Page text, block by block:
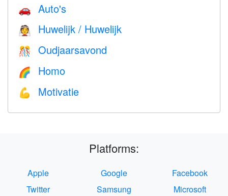
🚗 Auto's
👰 Huwelijk / Huwelijk
🎊 Oudjaarsavond
🌈 Homo
💪 Motivatie
Platforms:
Apple Google
Facebook
Twitter
Samsung
Microsoft